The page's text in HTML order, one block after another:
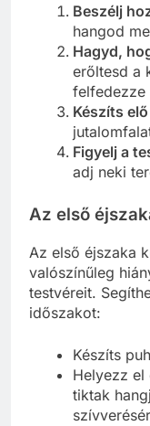
Beszélj
hangod
Hagyd,
erőltesd a
felfedezze
Készíts
Figyelj a
adj neki
Az első
Az első éjszaka
valószínűleg
testvéreit.
időszakot:
Készíts
Helyezz el
tiktak